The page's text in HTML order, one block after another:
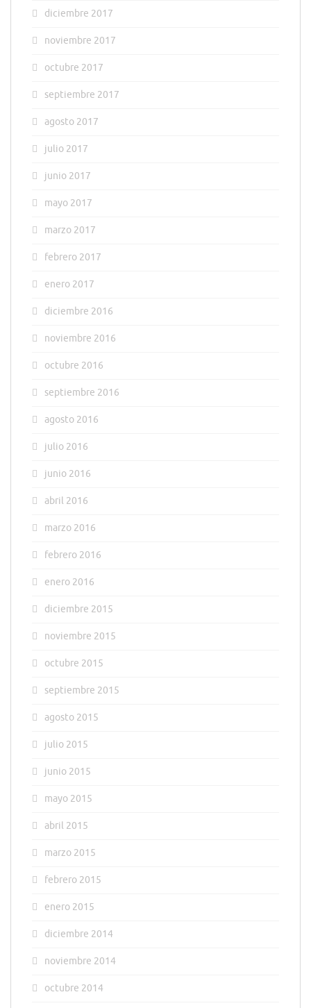
diciembre 2017
noviembre 2017
octubre 2017
septiembre 2017
agosto 2017
julio 2017
junio 2017
mayo 2017
marzo 2017
febrero 2017
enero 2017
diciembre 2016
noviembre 2016
octubre 2016
septiembre 2016
agosto 2016
julio 2016
junio 2016
abril 2016
marzo 2016
febrero 2016
enero 2016
diciembre 2015
noviembre 2015
octubre 2015
septiembre 2015
agosto 2015
julio 2015
junio 2015
mayo 2015
abril 2015
marzo 2015
febrero 2015
enero 2015
diciembre 2014
noviembre 2014
octubre 2014